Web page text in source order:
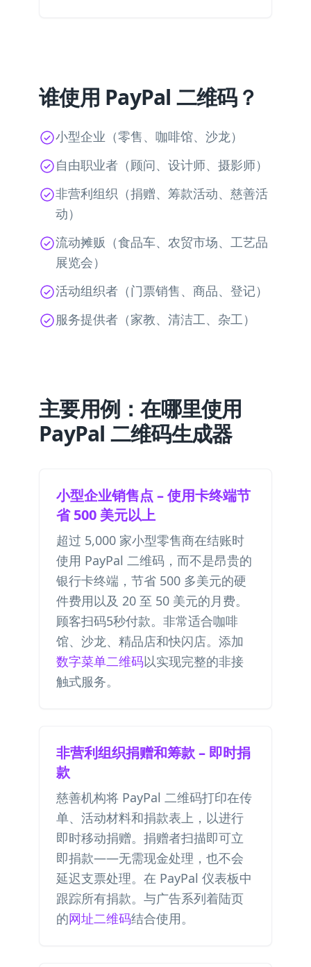
谁使用 PayPal 二维码？
小型企业（零售、咖啡馆、沙龙）
自由职业者（顾问、设计师、摄影师）
非营利组织（捐赠、筹款活动、慈善活
动）
流动摊贩（食品车、农贸市场、工艺品
展览会）
活动组织者（门票销售、商品、登记）
服务提供者（家教、清洁工、杂工）
主要用例：在哪里使用
PayPal 二维码生成器
小型企业销售点 – 使用卡终端节
省 500 美元以上
超过 5,000 家小型零售商在结账时
使用 PayPal 二维码，而不是昂贵的
银行卡终端，节省 500 多美元的硬
件费用以及 20 至 50 美元的月费。
顾客扫码5秒付款。非常适合咖啡
馆、沙龙、精品店和快闪店。添加
数字菜单二维码以实现完整的非接
触式服务。
非营利组织捐赠和筹款 – 即时捐
款
慈善机构将 PayPal 二维码打印在传
单、活动材料和捐款表上，以进行
即时移动捐赠。捐赠者扫描即可立
即捐款——无需现金处理，也不会
延迟支票处理。在 PayPal 仪表板中
跟踪所有捐款。与广告系列着陆页
的网址二维码结合使用。